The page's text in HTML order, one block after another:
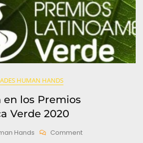
HUMAN HANDS
los Premios
Verde 2020
Hands CommentOn